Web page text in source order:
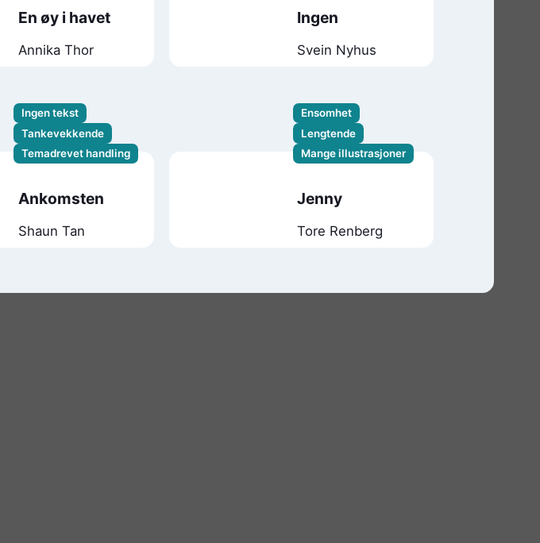
En øy i havet
Annika Thor
Ingen
Svein Nyhus
Ingen tekst
Tankevekkende
Temadrevet handling
Ankomsten
Shaun Tan
Ensomhet
Lengtende
Mange illustrasjoner
Jenny
Tore Renberg